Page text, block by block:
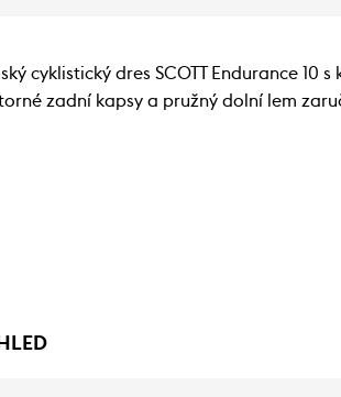
cyklistický dres SCOTT Endurance
zadní kapsy a pružný dolní lem